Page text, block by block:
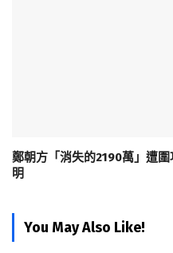
鄭朝方「消失的2190萬」遭
明
You May Also Like!